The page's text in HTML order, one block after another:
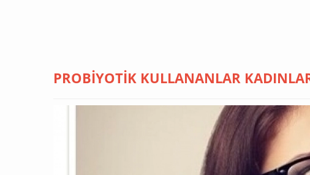
PROBIYOTIK KULLANANLAR